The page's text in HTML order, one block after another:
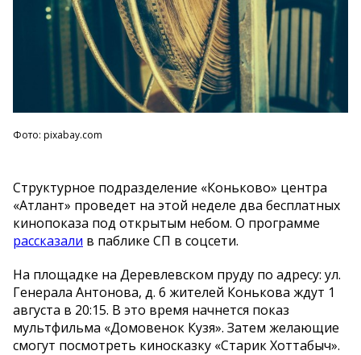
Фото: pixabay.com
Структурное подразделение «Коньково» центра
«Атлант» проведет на этой неделе два бесплатных
кинопоказа под открытым небом. О программе
рассказали в паблике СП в соцсети.
На площадке на Деревлевском пруду по адресу: ул.
Генерала Антонова, д. 6 жителей Конькова ждут 1
августа в 20:15. В это время начнется показ
мультфильма «Домовенок Кузя». Затем желающие
смогут посмотреть киносказку «Старик Хоттабыч».